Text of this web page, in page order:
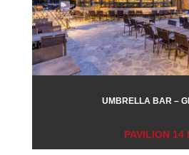
UMBRELLA BAR –
PAVILION 14